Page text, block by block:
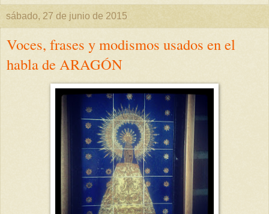
sábado, 27 de junio de 2015
Voces, frases y modismos usados en el
habla de ARAGÓN